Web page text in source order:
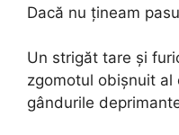
Dacă nu țineam
Un strigăt tare și
zgomotul obișnuit
gândurile